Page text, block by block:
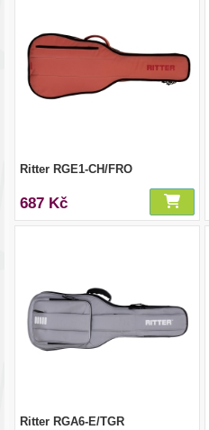
Ritter RGE1-CH/FRO
687 Kč
Ritter RGA6-E/TGR